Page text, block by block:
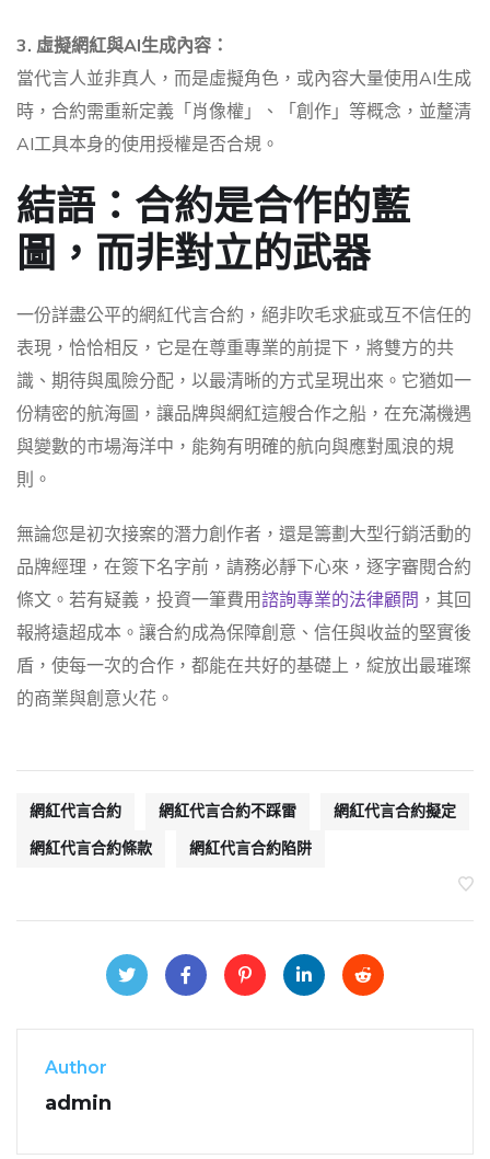
3. 虛擬網紅與AI生成內容：
當代言人並非真人，而是虛擬角色，或內容大量使用AI生成
時，合約需重新定義「肖像權」、「創作」等概念，並釐清
AI工具本身的使用授權是否合規。
結語：合約是合作的藍
圖，而非對立的武器
一份詳盡公平的網紅代言合約，絕非吹毛求疵或互不信任的
表現，恰恰相反，它是在尊重專業的前提下，將雙方的共
識、期待與風險分配，以最清晰的方式呈現出來。它猶如一
份精密的航海圖，讓品牌與網紅這艘合作之船，在充滿機遇
與變數的市場海洋中，能夠有明確的航向與應對風浪的規
則。
無論您是初次接案的潛力創作者，還是籌劃大型行銷活動的
品牌經理，在簽下名字前，請務必靜下心來，逐字審閱合約
條文。若有疑義，投資一筆費用諮詢專業的法律顧問 ，其回
報將遠超成本。讓合約成為保障創意、信任與收益的堅實後
盾，使每一次的合作，都能在共好的基礎上，綻放出最璀璨
的商業與創意火花。
網紅代言合約 網紅代言合約不踩雷
網紅代言合約擬定
網紅代言合約條款
網紅代言合約陷阱
Author
admin